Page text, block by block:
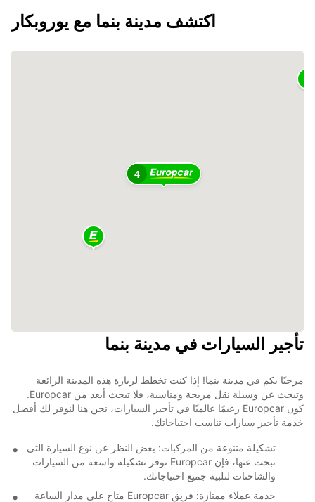
اكتشف مدينة بنما مع يوروبكار
4
تأجير السيارات في مدينة بنما
مرحبًا بكم في مدينة بنما! إذا كنت تخطط لزيارة هذه المدينة الرائعة
وتبحث عن وسيلة نقل مريحة ومناسبة، فلا تبحث أبعد من Europcar.
كون Europcar زعيمًا عالميًا في تأجير السيارات، نحن هنا لنوفر لك أفضل
خدمة تأجير سيارات تناسب احتياجاتك.
تشكيلة متنوعة من المركبات: بغض النظر عن نوع السيارة التي
تبحث عنها، فإن Europcar توفر تشكيلة واسعة من السيارات
والشاحنات لتلبية جميع احتياجاتك.
خدمة عملاء ممتازة: فريق Europcar متاح على مدار الساعة